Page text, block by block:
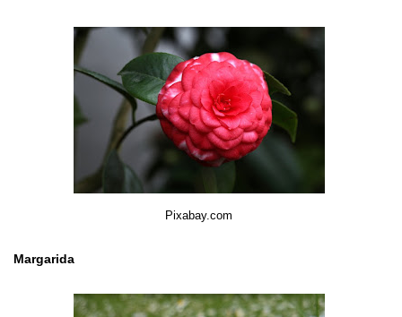
Pixabay.com
Margarida